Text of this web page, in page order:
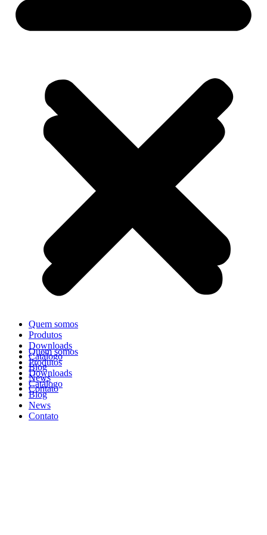
Quem somos
Produtos
Downloads
Catálogo
Blog
News
Contato
Quem somos
Produtos
Downloads
Catálogo
Blog
News
Contato